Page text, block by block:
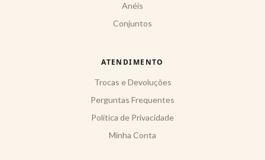
Anéis
Conjuntos
ATENDIMENTO
Trocas e Devoluções
Perguntas Frequentes
Política de Privacidade
Minha Conta